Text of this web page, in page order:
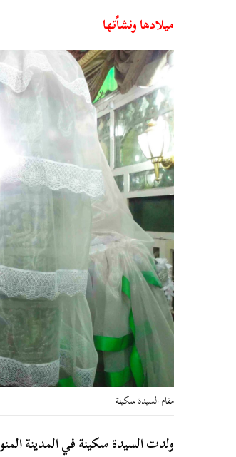
ميلادها ونشأتها
مقام السيدة سكينة